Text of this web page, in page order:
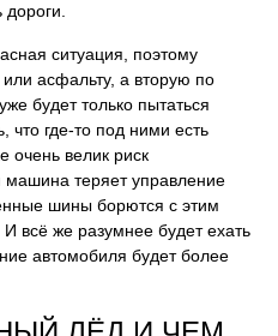
ситуация, поэтому
или асфальту, а вторую по
будет только пытаться
что где-то под ними есть
очень велик риск
машина теряет управление
шины борются с этим
всё же разумнее будет ехать
автомобиля будет более